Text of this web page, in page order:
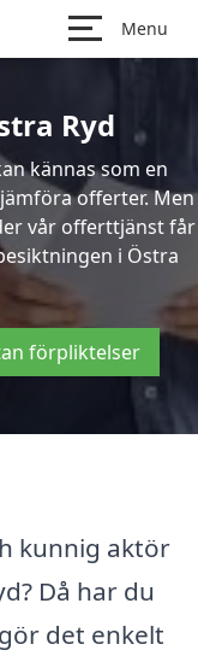
Menu
Ryd
kännas som en
offerter. Men
vår offerttjänst får
i Östra
förpliktelser
kunnig aktör
Då har du
det enkelt